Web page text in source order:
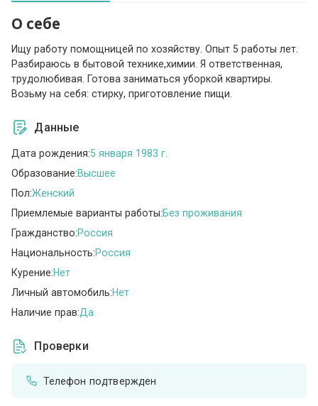
О себе
Ищу работу помощницей по хозяйству. Опыт 5 работы лет.
Разбираюсь в бытовой технике,химии. Я ответственная,
трудолюбивая. Готова заниматься уборкой квартиры.
Возьму на себя: стирку, приготовление пищи.
Данные
Дата рождения:5 января 1983 г.
Образование:Высшее
Пол:Женский
Приемлемые варианты работы:Без проживания
Гражданство:Россия
Национальность:Россия
Курение:Нет
Личный автомобиль:Нет
Наличие прав:Да
Проверки
Телефон подтвержден